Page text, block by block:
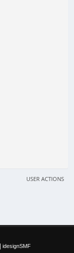
USER ACTIONS
idesignSMF